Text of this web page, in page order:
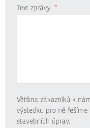
Text zprávy *
Většina zákazníků k
výsledku pro ně
stavebních úprav.